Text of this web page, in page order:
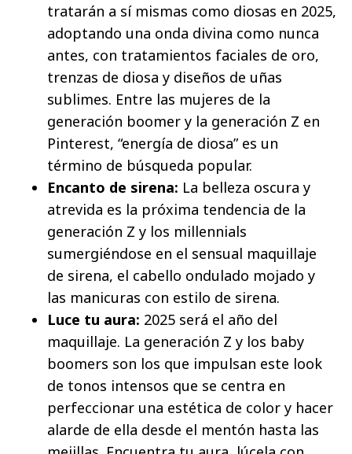
tratarán a sí mismas como diosas en 2025,
adoptando una onda divina como nunca
antes, con tratamientos faciales de oro,
trenzas de diosa y diseños de uñas
sublimes. Entre las mujeres de la
generación boomer y la generación Z en
Pinterest, “energía de diosa” es un
término de búsqueda popular.
Encanto de sirena: La belleza oscura y
atrevida es la próxima tendencia de la
generación Z y los millennials
sumergiéndose en el sensual maquillaje
de sirena, el cabello ondulado mojado y
las manicuras con estilo de sirena.
Luce tu aura: 2025 será el año del
maquillaje. La generación Z y los baby
boomers son los que impulsan este look
de tonos intensos que se centra en
perfeccionar una estética de color y hacer
alarde de ella desde el mentón hasta las